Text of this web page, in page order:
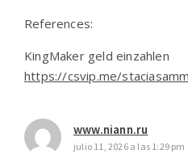
References:
KingMaker geld einzahlen
https://csvip.me/
www.niann.ru
julio 11, 2026 a las 1:29 pm